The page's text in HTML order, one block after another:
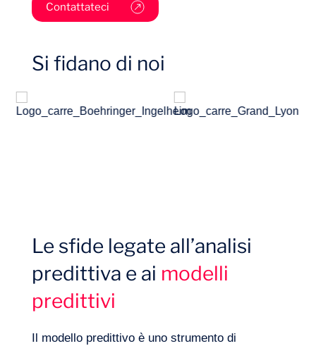
Competenze
Contattateci
Si fidano di noi
Le sfide legate all’analisi
predittiva e ai modelli
predittivi
Il modello predittivo è uno strumento di